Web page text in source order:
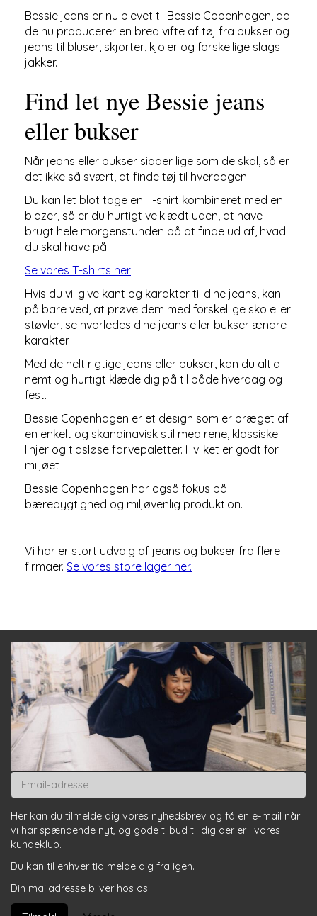
Bessie jeans er nu blevet til Bessie Copenhagen, da
de nu producerer en bred vifte af tøj fra bukser og
jeans til bluser, skjorter, kjoler og forskellige slags
jakker.
Find let nye Bessie jeans
eller bukser
Når jeans eller bukser sidder lige som de skal, så er
det ikke så svært, at finde tøj til hverdagen.
Du kan let blot tage en T-shirt kombineret med en
blazer, så er du hurtigt velklædt uden, at have
brugt hele morgenstunden på at finde ud af, hvad
du skal have på.
Se vores T-shirts her
Hvis du vil give kant og karakter til dine jeans, kan
på bare ved, at prøve dem med forskellige sko eller
støvler, se hvorledes dine jeans eller bukser ændre
karakter.
Med de helt rigtige jeans eller bukser, kan du altid
nemt og hurtigt klæde dig på til både hverdag og
fest.
Bessie Copenhagen er et design som er præget af
en enkelt og skandinavisk stil med rene, klassiske
linjer og tidsløse farvepaletter. Hvilket er godt for
miljøet
Bessie Copenhagen har også fokus på
bæredygtighed og miljøvenlig produktion.
Vi har er stort udvalg af jeans og bukser fra flere
firmaer. Se vores store lager her.
Email-
adresse
Her kan du tilmelde dig vores nyhedsbrev og få en e-mail når
vi har spændende nyt, og gode tilbud til dig der er i vores
kundeklub.
Du kan til enhver tid melde dig fra igen.
Din mailadresse bliver hos os.